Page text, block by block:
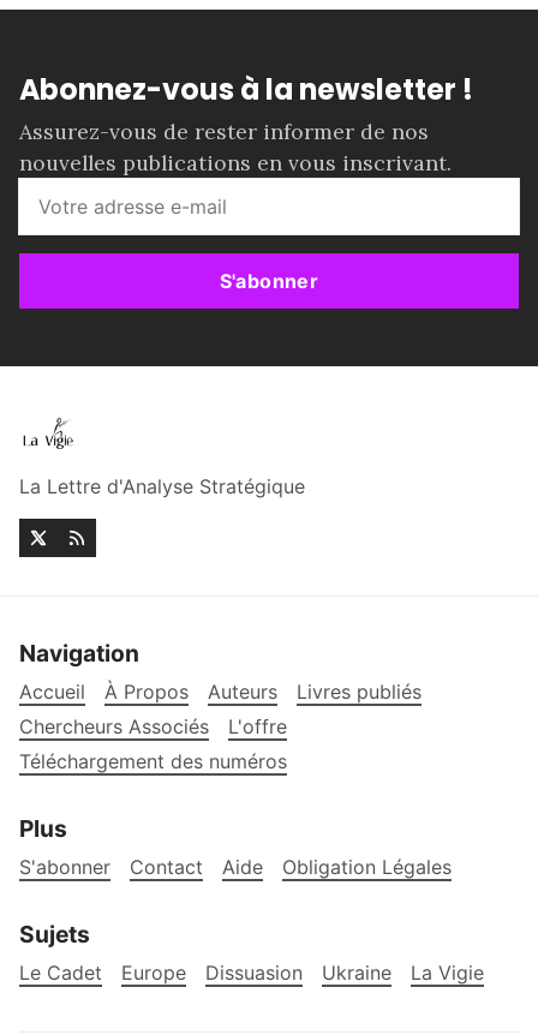
Abonnez-vous à la newsletter !
Assurez-vous de rester informer de nos
nouvelles publications en vous inscrivant.
S'abonner
La Lettre d'Analyse Stratégique
Navigation
Accueil À Propos Auteurs
Livres publiés
Chercheurs Associés
L'offre
Téléchargement des numéros
Plus
S'abonner Contact Aide Obligation Légales
Sujets
Le Cadet Europe Dissuasion Ukraine La Vigie